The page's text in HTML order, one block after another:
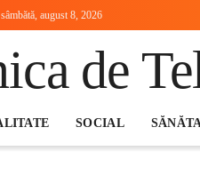
sâmbătă, august 8, 2026
SOCIAL